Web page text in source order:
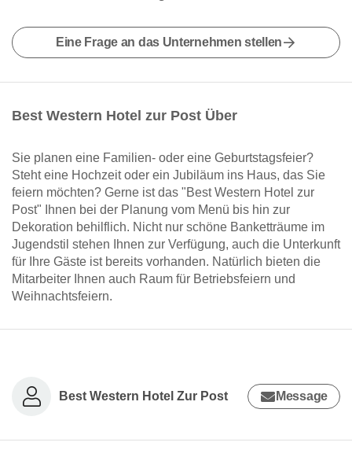
Eine Frage an das Unternehmen stellen
Best Western Hotel zur Post Über
Sie planen eine Familien- oder eine Geburtstagsfeier?
Steht eine Hochzeit oder ein Jubiläum ins Haus, das Sie
feiern möchten? Gerne ist das "Best Western Hotel zur
Post" Ihnen bei der Planung vom Menü bis hin zur
Dekoration behilflich. Nicht nur schöne Banketträume im
Jugendstil stehen Ihnen zur Verfügung, auch die Unterkunft
für Ihre Gäste ist bereits vorhanden. Natürlich bieten die
Mitarbeiter Ihnen auch Raum für Betriebsfeiern und
Weihnachtsfeiern.
Best Western Hotel Zur Post Message